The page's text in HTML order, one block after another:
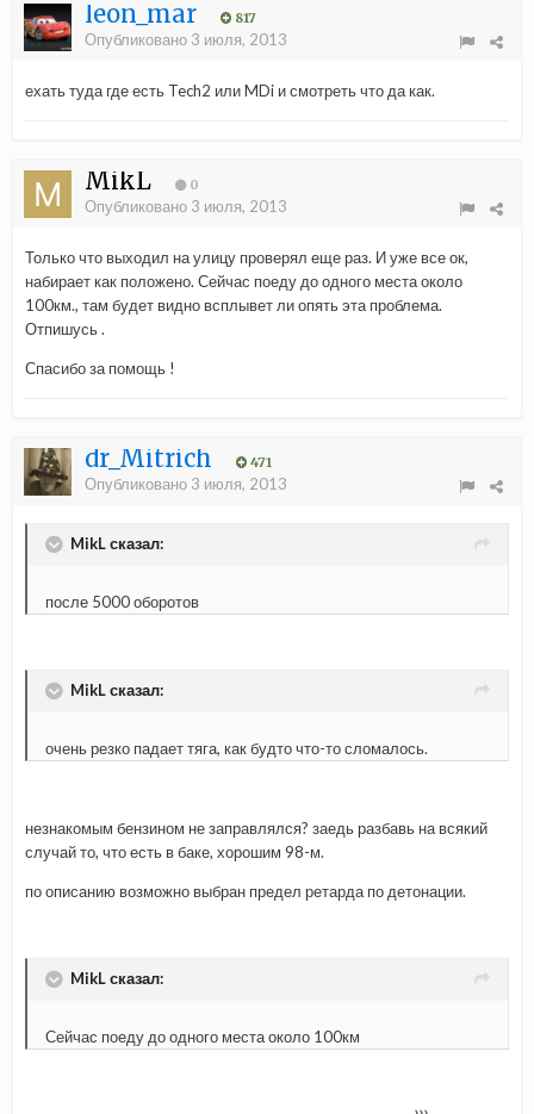
leon_mar 817
Опубликовано 3 июля, 2013
ехать туда где есть Tech2 или MDi и смотреть что да как.
MikL 0
Опубликовано 3 июля, 2013
Только что выходил на улицу проверял еще раз. И уже все ок,
набирает как положено. Сейчас поеду до одного места около
100км., там будет видно всплывет ли опять эта проблема.
Отпишусь .
Спасибо за помощь !
dr_Mitrich 471
Опубликовано 3 июля, 2013
MikL сказал:
после 5000 оборотов
MikL сказал:
очень резко падает тяга, как будто что-то сломалось.
незнакомым бензином не заправлялся? заедь разбавь на всякий
случай то, что есть в баке, хорошим 98-м.
по описанию возможно выбран предел ретарда по детонации.
MikL сказал:
Сейчас поеду до одного места около 100км